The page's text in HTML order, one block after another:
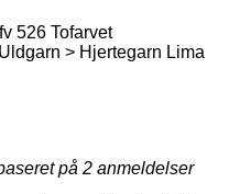
526 Tofarvet
> Hjertegarn Lima
på 2 anmeldelser